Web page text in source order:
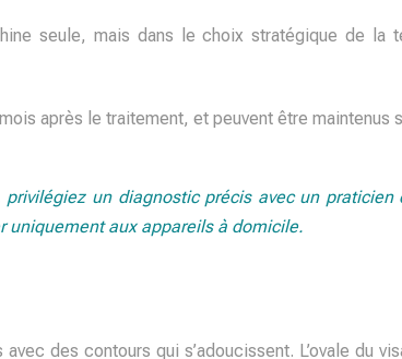
seule, mais dans le choix stratégique de la
après le traitement, et peuvent être maintenus
un diagnostic précis avec un
uniquement aux appareils à domicile.
des contours qui s’adoucissent. L’ovale